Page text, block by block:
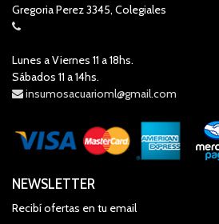
Gregoria Perez 3345, Colegiales
Lunes a Viernes 11 a 18hs.
Sábados 11 a 14hs.
insumosacuarioml@gmail.com
NEWSLETTER
Recibí ofertas en tu email